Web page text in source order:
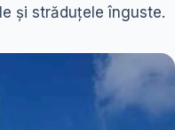
și străduțele înguste.